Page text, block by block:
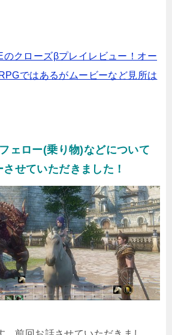
のクローズβプレイレビュー！オー
ではあるがムービーなど見所は
ェロー(乗り物)などについて
せていただきました！